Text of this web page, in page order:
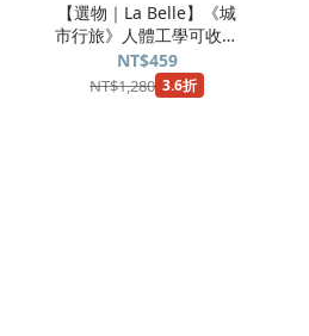
【選物｜La Belle】《城
市行旅》人體工學可收納
磁力U型記憶頸枕(共2色
可選)
NT$459
NT$1,280 3.6折